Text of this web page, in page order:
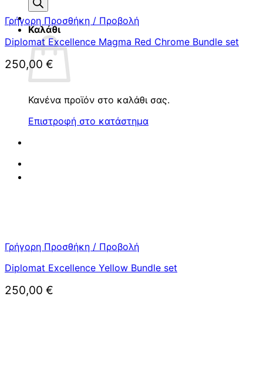
Καλάθι
Κανένα προϊόν στο καλάθι σας.
Επιστροφή στο κατάστημα
Γρήγορη Προσθήκη / Προβολή
Diplomat Excellence Magma Red Chrome Bundle set
250,00 €
Γρήγορη Προσθήκη / Προβολή
Diplomat Excellence Yellow Bundle set
250,00 €